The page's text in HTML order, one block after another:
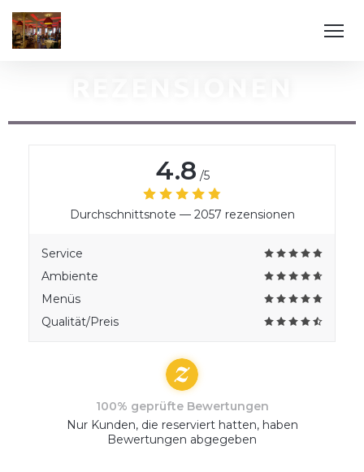
4.8 /5
Durchschnittsnote — 2057 rezensionen
Service
Ambiente
Menüs
Qualität/Preis
100% geprüfte Bewertungen
Nur Kunden, die reserviert hatten, haben
Bewertungen abgegeben